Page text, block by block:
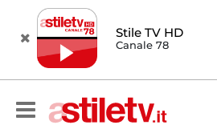
Stile TV HD
Canale 78